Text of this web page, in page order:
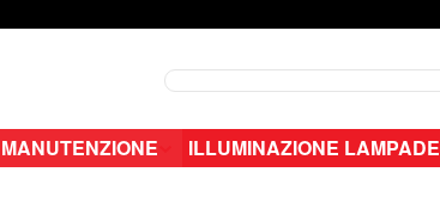
Search
ILLUMINAZIONE LAMPADE